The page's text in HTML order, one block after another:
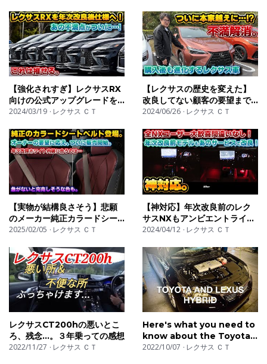
【強化されすぎ】レクサスRX
向けの公式アップグレードを
実施してみたら…。LEXUS
次改良前のオーナーさんも不
満が解決する時代に！
【KINTOタイアップ】
2024/03/19 レクサス ＣＴ
【レクサスの歴史を変えた】
改良してない顧客の要望まで
満たす…！公式アップグレード
UPGRADE Selectionsなら
不可能も可能に変えてくれる
時代に…？
2024/06/26 レクサス ＣＴ
【実物が結構良さそう】悲願
のメーカー純正カラードシー
トベルトが発売開始へ！レク
定数も！レクサスNXとUXに
も年内導入予定！LEXUS
Upgrade Selections
2025/02/05 レクサス ＣＴ
【神対応】年次改良前のレク
サスNXもアンビエントライト
が爆光に！LEXUS
ーナーの事しか考えていない
件。注文開始から長納期化必
至！KINTO FACTORY
2024/04/12 レクサス ＣＴ
レクサスCT200hの悪いとこ
ろ、残念…。３年乗っての感想
2022/11/27 レクサス ＣＴ
Here's what you need to
know about the Toyota
Prius and Lexus CT200h
2022/10/07 レクサス ＣＴ